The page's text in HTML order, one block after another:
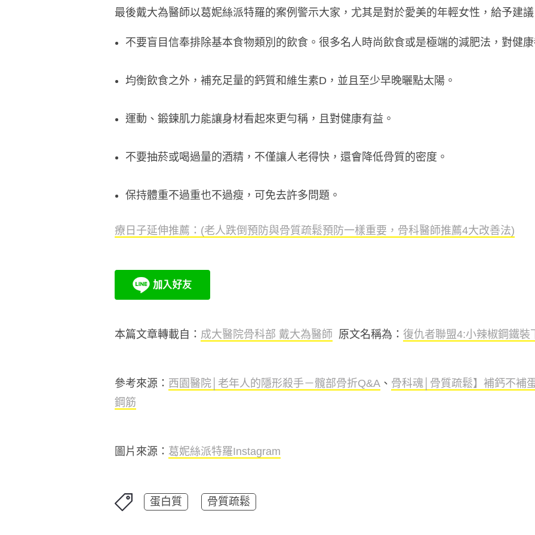
最後戴大為醫師以葛妮絲派特羅的案例警示大家，尤其是對於愛美的年輕女性，給予建議
不要盲目信奉排除基本食物類別的飲食。很多名人時尚飲食或是極端的減肥法，對健康
均衡飲食之外，補充足量的鈣質和維生素D，並且至少早晚曬點太陽。
運動、鍛鍊肌力能讓身材看起來更勻稱，且對健康有益。
不要抽菸或喝過量的酒精，不僅讓人老得快，還會降低骨質的密度。
保持體重不過重也不過瘦，可免去許多問題。
療日子延伸推薦：(老人跌倒預防與骨質疏鬆預防一樣重要，骨科醫師推薦4大改善法)
本篇文章轉載自： 成大醫院骨科部 戴大為醫師 原文名稱為： 復仇者聯盟4:小辣椒鋼鐵裝
參考來源： 西園醫院│老年人的隱形殺手－髖部骨折Q&A 、 骨科魂│骨質疏鬆】補鈣不補
鋼筋
圖片來源： 葛妮絲派特羅Instagram
蛋白質 骨質疏鬆